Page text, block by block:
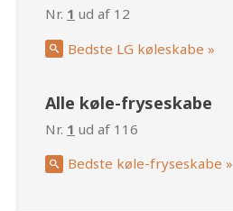
Nr. 1 ud af 12
Bedste LG køleskabe »
Alle køle-fryseskabe
Nr. 1 ud af 116
Bedste køle-fryseskabe »